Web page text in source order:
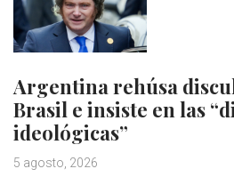
Argentina rehúsa
Brasil e insiste en las
ideológicas”
5 agosto, 2026